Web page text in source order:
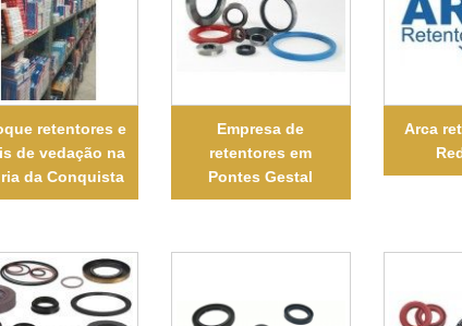
retentores e
de vedação na
da Conquista
Empresa de
retentores em
Pontes Gestal
Arca